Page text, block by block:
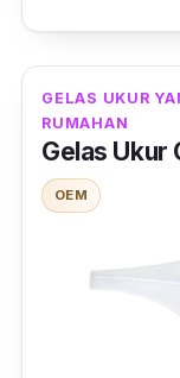
gunakan
Kepraktisan
diberikan,
andalkan
GELAS UKUR
RUMAHAN
Gelas Ukur
OEM